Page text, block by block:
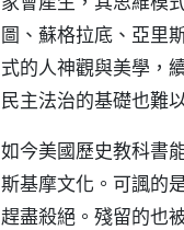
圖、蘇格拉底、亞里
式的人神觀與美學，
民主法治的基礎也難
如今美國歷史教科書
斯基摩文化。可諷的
趕盡殺絕。殘留的也